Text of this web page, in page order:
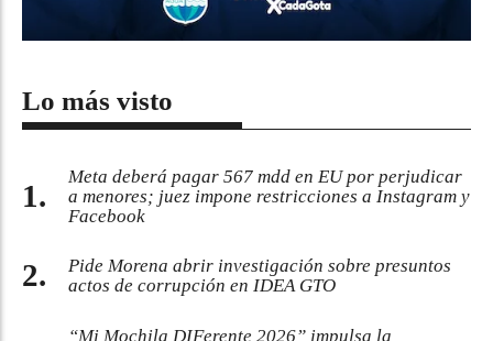
Lo más visto
Meta deberá pagar 567 mdd en EU por perjudicar
a menores; juez impone restricciones a Instagram y
Facebook
Pide Morena abrir investigación sobre presuntos
actos de corrupción en IDEA GTO
“Mi Mochila DIFerente 2026” impulsa la